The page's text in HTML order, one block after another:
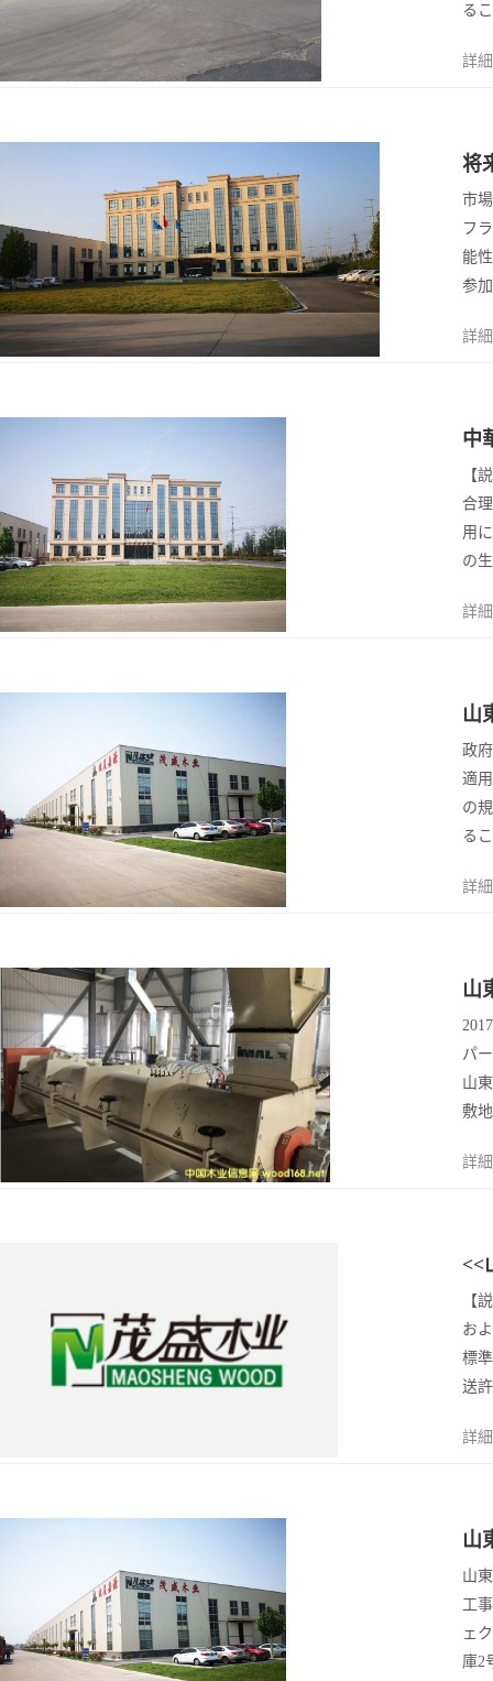
る
詳細
将
市
フ
能
参
詳細
中
【
合
用
の
詳細
山
政
適
の
る
詳細
14
2023/4
山
ラ
パ
山
敷
詳細
<<
【
お
標
送
詳細
山
産
山
工
ェ
庫2